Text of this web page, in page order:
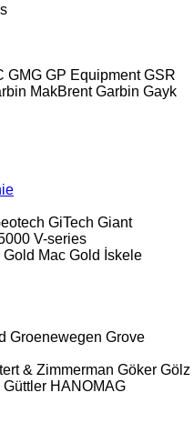
GMG GP Equipment GSR
MakBrent Garbin Gayk
GiTech Giant
V-series
Gold Mac Gold İskele
Groenewegen Grove
& Zimmerman Göker Gölz
Güttler HANOMAG